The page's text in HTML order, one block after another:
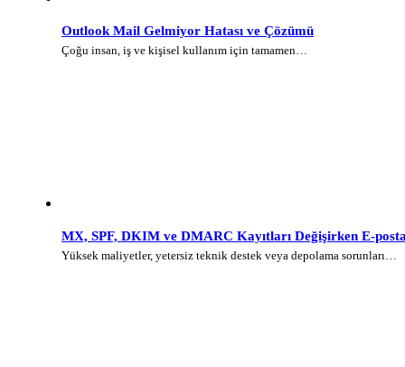
Outlook Mail Gelmiyor Hatası ve Çözümü
Çoğu insan, iş ve kişisel kullanım için tamamen…
MX, SPF, DKIM ve DMARC Kayıtları Değişirken E-
Yüksek maliyetler, yetersiz teknik destek veya depolama sorunları…